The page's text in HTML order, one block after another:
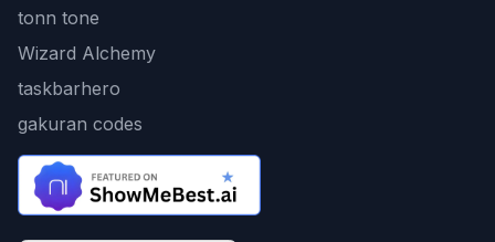
tonn tone
Wizard Alchemy
taskbarhero
gakuran codes